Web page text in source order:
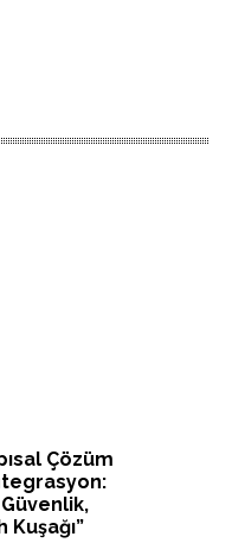
Çözüm